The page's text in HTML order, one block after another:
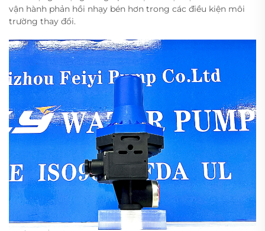
vận hành phản hồi nhạy bén hơn trong các điều kiện môi
trường thay đổi.